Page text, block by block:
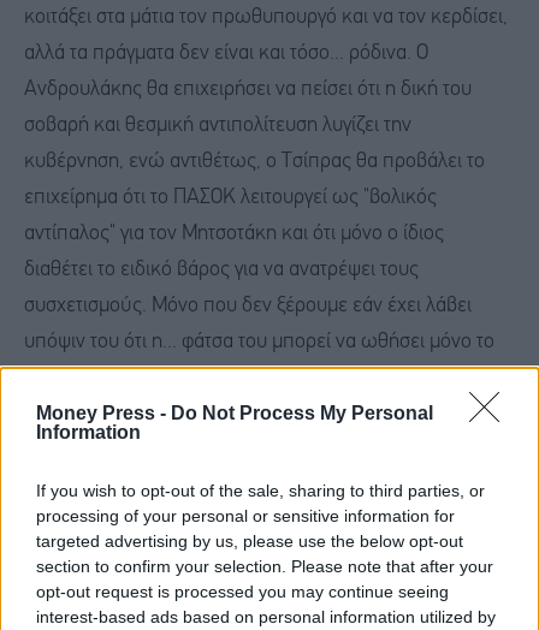
Money Press - Do Not Process My Personal
Information
If you wish to opt-out of the sale, sharing to third parties, or
processing of your personal or sensitive information for
targeted advertising by us, please use the below opt-out
section to confirm your selection. Please note that after your
opt-out request is processed you may continue seeing
interest-based ads based on personal information utilized by
κοιτάξει στα μάτια τον πρωθυπουργό και να τον κερδίσει,
αλλά τα πράγματα δεν είναι και τόσο... ρόδινα. Ο
Ανδρουλάκης θα επιχειρήσει να πείσει ότι η δική του
σοβαρή και θεσμική αντιπολίτευση λυγίζει την
κυβέρνηση, ενώ αντιθέτως, ο Τσίπρας θα προβάλει το
επιχείρημα ότι το ΠΑΣΟΚ λειτουργεί ως "βολικός
αντίπαλος" για τον Μητσοτάκη και ότι μόνο ο ίδιος
διαθέτει το ειδικό βάρος για να ανατρέψει τους
συσχετισμούς. Μόνο που δεν ξέρουμε εάν έχει λάβει
υπόψιν του ότι η... φάτσα του μπορεί να ωθήσει μόνο το
αποτελεί το "τρόπαιο" για τον Ανδρουλάκη και τον Τσίπρα.
Το ΠΑΣΟΚ θα επιδιώξει να προσελκύσει τους
μετριοπαθείς κεντρώους ψηφοφόρους που
απομακρύνονται από τη ΝΔ λόγω της ακρίβειας, ενώ το